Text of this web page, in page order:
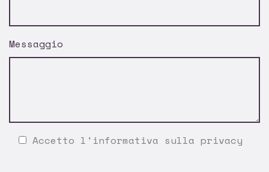
Messaggio
Accetto l' informativa sulla privacy